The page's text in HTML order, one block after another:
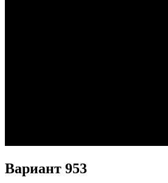
Вариант 953